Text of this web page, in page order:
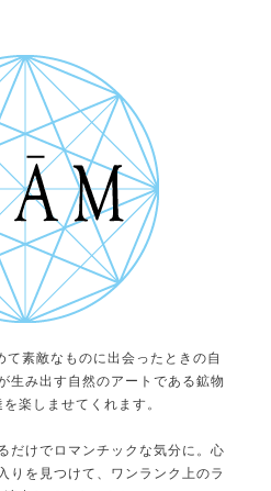
素敵なものに出会ったときの自
生み出す自然のアートである鉱物
楽しませてくれます。
だけでロマンチックな気分に。心
りを見つけて、ワンランク上のラ